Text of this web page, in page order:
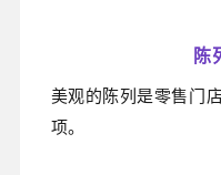
陈
美观的陈列是零售门
项。